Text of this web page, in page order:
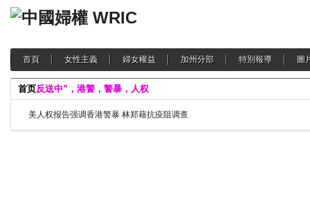
首頁 女性主義 婦女權益 加州分部 特別報導 圖
首页反送中”，港警，警暴，人权
美人权报告强调香港警暴 林郑藉抗疫阻调查